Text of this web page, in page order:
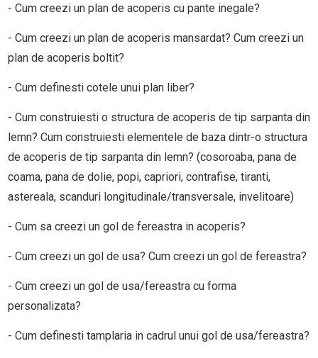
- Cum creezi un plan de acoperis cu pante inegale?
- Cum creezi un plan de acoperis mansardat? Cum creezi un
plan de acoperis boltit?
- Cum definesti cotele unui plan liber?
- Cum construiesti o structura de acoperis de tip sarpanta din
lemn? Cum construiesti elementele de baza dintr-o structura
de acoperis de tip sarpanta din lemn? (cosoroaba, pana de
coama, pana de dolie, popi, capriori, contrafise, tiranti,
astereala, scanduri longitudinale/transversale, invelitoare)
- Cum sa creezi un gol de fereastra in acoperis?
- Cum creezi un gol de usa? Cum creezi un gol de fereastra?
- Cum creezi un gol de usa/fereastra cu forma
personalizata?
- Cum definesti tamplaria in cadrul unui gol de usa/fereastra?